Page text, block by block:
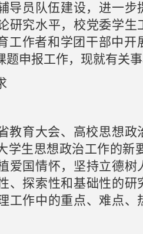
导员队伍建设，进一
研究水平，校党委学生
工作者和学团干部中开
题申报工作，现就有关
教育大会、高校思想
学生思想政治工作的新
爱国情怀，坚持立德
、探索性和基础性的
工作中的重点、难点